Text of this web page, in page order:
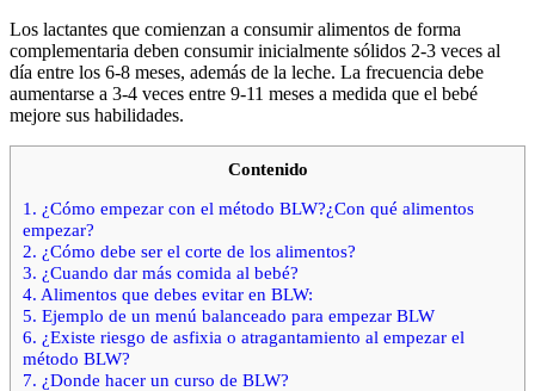
Los lactantes que comienzan a consumir alimentos de forma
complementaria deben consumir inicialmente sólidos 2-3 veces al
día entre los 6-8 meses, además de la leche. La frecuencia debe
aumentarse a 3-4 veces entre 9-11 meses a medida que el bebé
mejore sus habilidades.
Contenido
1. ¿Cómo empezar con el método BLW?¿Con qué alimentos
empezar?
2. ¿Cómo debe ser el corte de los alimentos?
3. ¿Cuando dar más comida al bebé?
4. Alimentos que debes evitar en BLW:
5. Ejemplo de un menú balanceado para empezar BLW
6. ¿Existe riesgo de asfixia o atragantamiento al empezar el
método BLW?
7. ¿Donde hacer un curso de BLW?